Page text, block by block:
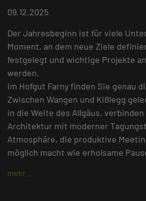
09.12.2025
Der Jahresbeginn ist für viele
Moment, an dem neue Ziele
festgelegt und wichtige Projekte
werden.
Im Hofgut Farny finden Sie genau
Zwischen Wangen und Kißlegg
in die Weite des Allgäus,
Architektur mit moderner
Atmosphäre, die produktive
möglich macht wie erholsame
mehr …